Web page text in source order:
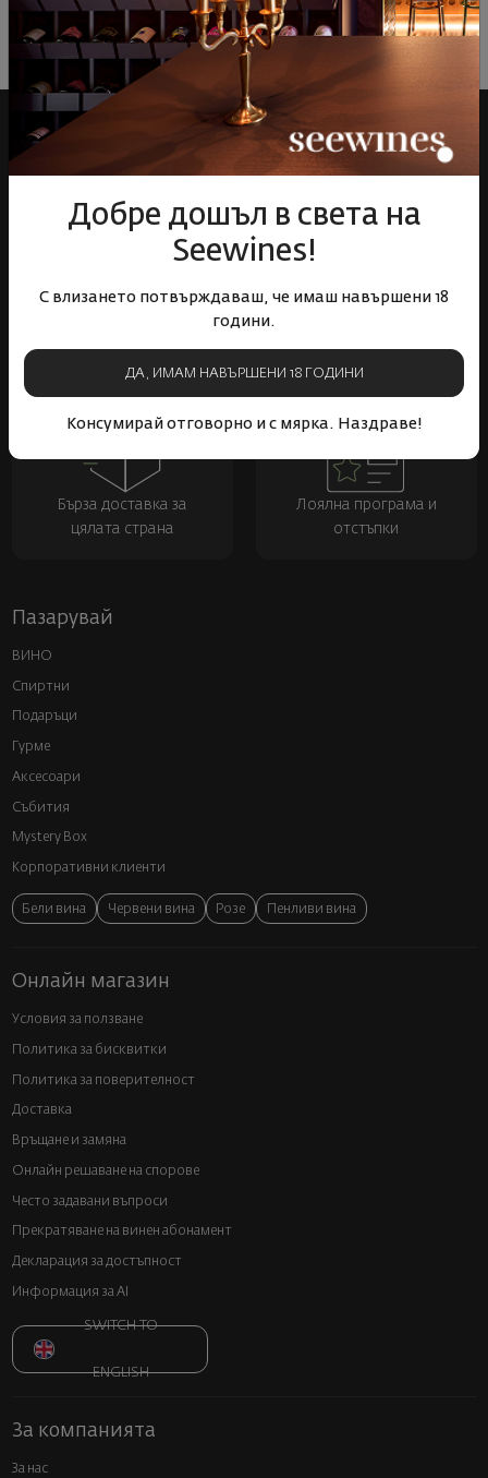
Добре дошъл в света на
Seewines!
С влизането потвърждаваш, че имаш навършени 18
години.
ДА, ИМАМ НАВЪРШЕНИ 18 ГОДИНИ
Консумирай отговорно и с мярка. Наздраве!
Бърза доставка за
цялата страна
Лоялна програма и
отстъпки
Пазарувай
ВИНО
Спиртни
Подаръци
Гурме
Аксесоари
Събития
Mystery Box
Корпоративни клиенти
Бели вина Червени вина Розе Пенливи вина
Онлайн магазин
Условия за ползване
Политика за бисквитки
Политика за поверителност
Доставка
Връщане и замяна
Онлайн решаване на спорове
Често задавани въпроси
Прекратяване на винен абонамент
Декларация за достъпност
Информация за AI
SWITCH TO
ENGLISH
За компанията
За нас